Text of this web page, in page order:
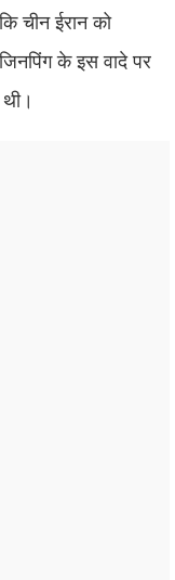
चीन ईरान को
के इस वादे पर